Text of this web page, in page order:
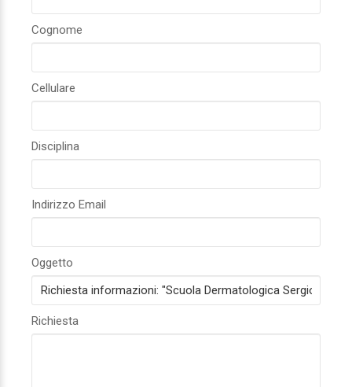
Cognome
Cellulare
Disciplina
Indirizzo Email
Oggetto
Richiesta